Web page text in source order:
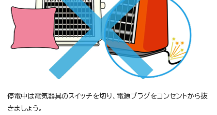
停電中は電気器具のスイッチを切り、電源プラグをコンセントから抜
きましょう。